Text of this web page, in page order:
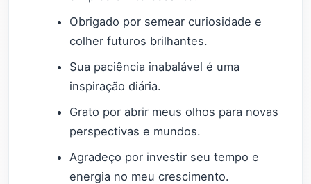
Obrigado por semear curiosidade e
colher futuros brilhantes.
Sua paciência inabalável é uma
inspiração diária.
Grato por abrir meus olhos para novas
perspectivas e mundos.
Agradeço por investir seu tempo e
energia no meu crescimento.